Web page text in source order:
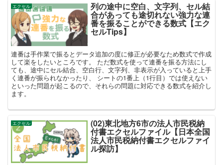
エクセル 列の途中に空白、文字列、セル結
合があっても途切れない強力な連
番を振ることができる数式【エク
セルTips】
連番は手作業で振るとデータ追加の度に修正が必要なため数式で作成
して楽をしたいところです。 ただ数式を使って連番を振る方法にし
ても、途中にセル結合、空白行、文字列、非表示が入っていると上手
く連番が振られなかったり、 シートの1番上（1行目）では使えない
といった問題が起こるので、それらの問題に対応できる数式を紹介し
ます。
エクセル (02)東北地方6市の法人市民税納
付書エクセルファイル【日本全国
法人市民税納付書エクセルファイ
ル探訪】